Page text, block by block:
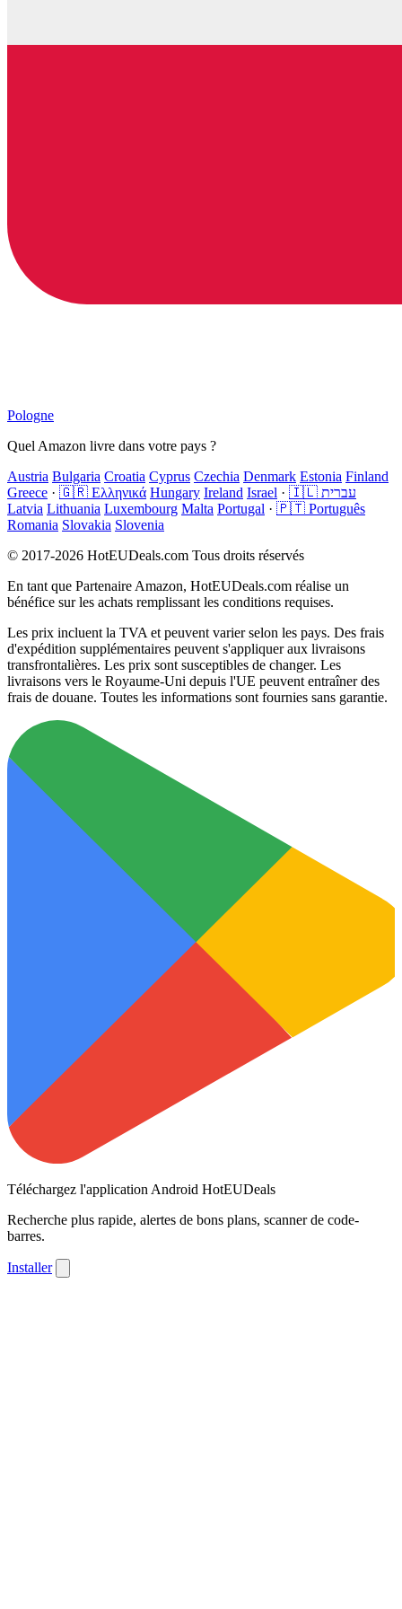
Pologne
Quel Amazon livre dans votre pays ?
Austria Bulgaria Croatia Cyprus Czechia Denmark Estonia Finland
Greece · 🇬🇷 Ελληνικά Hungary Ireland Israel ·
🇮🇱 עברית
Latvia Lithuania Luxembourg Malta Portugal · 🇵🇹 Português
Romania Slovakia Slovenia
© 2017-2026 HotEUDeals.com Tous droits réservés
En tant que Partenaire Amazon, HotEUDeals.com réalise un
bénéfice sur les achats remplissant les conditions requises.
Les prix incluent la TVA et peuvent varier selon les pays. Des frais
d'expédition supplémentaires peuvent s'appliquer aux livraisons
transfrontalières. Les prix sont susceptibles de changer. Les
livraisons vers le Royaume-Uni depuis l'UE peuvent entraîner des
frais de douane. Toutes les informations sont fournies sans garantie.
Téléchargez l'application Android HotEUDeals
Recherche plus rapide, alertes de bons plans, scanner de code-
barres.
Installer